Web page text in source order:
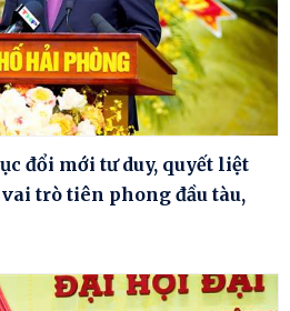
đổi mới tư duy, quyết liệt
trò tiên phong đầu tàu,